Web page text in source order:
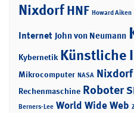
NixdorfHNF Howard Aiken
Internet John von Neumann
Kybernetik Künstliche
Mikrocomputer NASA
Rechenmaschine Roboter
Berners-Lee World Wide Web